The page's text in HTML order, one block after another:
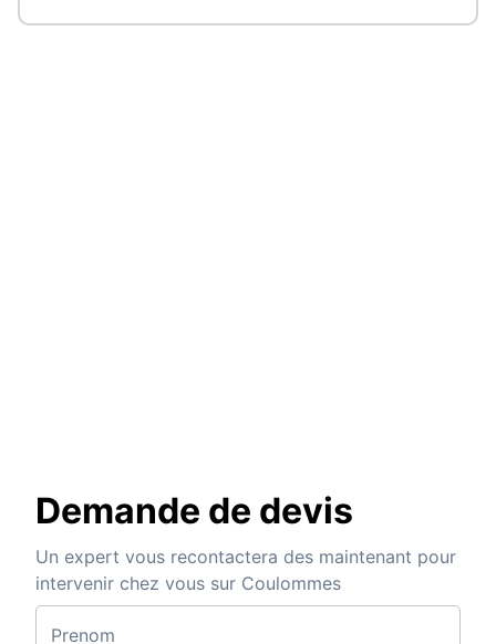
Demande de devis
Un expert vous recontactera des maintenant pour
intervenir chez vous sur Coulommes
Prenom